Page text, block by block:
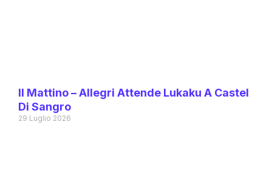
Il Mattino – Allegri Attende Lukaku A Castel
Di Sangro
29 Luglio 2026